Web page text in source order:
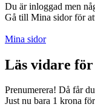
Du är inloggad men
Gå till Mina sidor för
Mina sidor
Läs vidare
Prenumerera! Då får
Just nu bara 1 krona